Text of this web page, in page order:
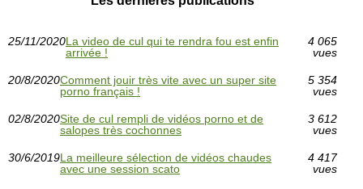
25/11/2020La video de cul qui te rendra fou est enfin
arrivée !
4 065
vues
20/8/2020Comment jouir très vite avec un super site
porno français !
5 354
vues
02/8/2020Site de cul rempli de vidéos porno et de
salopes très cochonnes
3 612
vues
30/6/2019La meilleure sélection de vidéos chaudes
avec une session scato
4 417
vues